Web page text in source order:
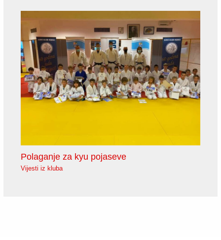
Polaganje za kyu pojaseve
Vijesti iz kluba